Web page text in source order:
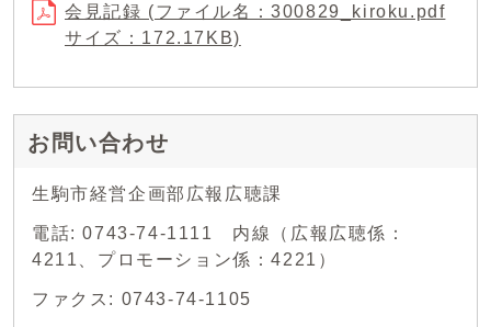
会見記録 (ファイル名：300829_kiroku.pdf
サイズ：172.17KB)
お問い合わせ
生駒市経営企画部広報広聴課
電話: 0743-74-1111 内線（広報広聴係：
4211、プロモーション係：4221）
ファクス: 0743-74-1105